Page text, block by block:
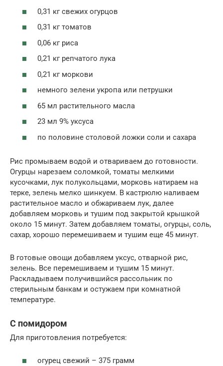
0,31 кг свежих огурцов
0,31 кг томатов
0,06 кг риса
0,21 кг репчатого лука
0,21 кг моркови
немного зелени укропа или петрушки
65 мл растительного масла
23 мл 9% уксуса
по половине столовой ложки соли и сахара
Рис промываем водой и отвариваем до готовности.
Огурцы нарезаем соломкой, томаты мелкими
кусочками, лук полукольцами, морковь натираем на
терке, зелень мелко шинкуем. В кастрюлю наливаем
растительное масло и обжариваем лук, далее
добавляем морковь и тушим под закрытой крышкой
около 15 минут. Затем добавляем томаты, огурцы, соль,
сахар, хорошо перемешиваем и тушим еще 45 минут.
В готовые овощи добавляем уксус, отварной рис,
зелень. Все перемешиваем и тушим 15 минут.
Раскладываем получившийся рассольник по
стерильным банкам и остужаем при комнатной
температуре.
С помидором
Для приготовления потребуется:
огурец свежий – 375 грамм